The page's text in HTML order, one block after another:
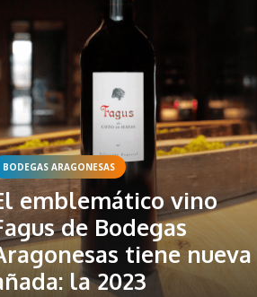
BODEGAS ARAGONESAS
emblemático vino
de Bodegas
tiene nueva
la 2023